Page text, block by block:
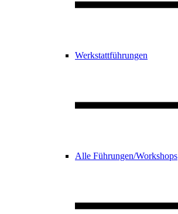
Werkstattführungen
Alle Führungen/Workshops